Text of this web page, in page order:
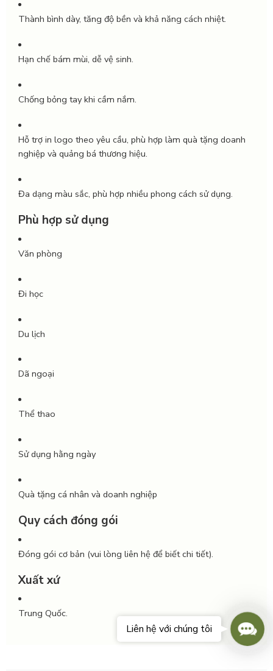
Thành bình dày, tăng độ bền và khả năng cách nhiệt.
Hạn chế bám mùi, dễ vệ sinh.
Chống bỏng tay khi cầm nắm.
Hỗ trợ in logo theo yêu cầu, phù hợp làm quà tặng doanh
nghiệp và quảng bá thương hiệu.
Đa dạng màu sắc, phù hợp nhiều phong cách sử dụng.
Phù hợp sử dụng
Văn phòng
Đi học
Du lịch
Dã ngoại
Thể thao
Sử dụng hằng ngày
Quà tặng cá nhân và doanh nghiệp
Quy cách đóng gói
Đóng gói cơ bản (vui lòng liên hệ để biết chi tiết).
Xuất xứ
Trung Quốc.
Us
Liên hệ với chúng tôi